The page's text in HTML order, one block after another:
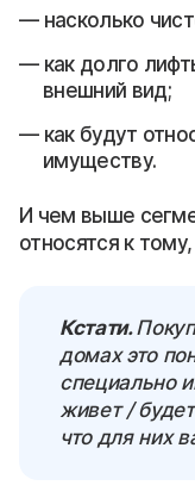
насколько
как долго
внешний вид;
как будут
имуществу.
И чем выше
относятся к
Кстати.
домах это
специально
живет /
что для них